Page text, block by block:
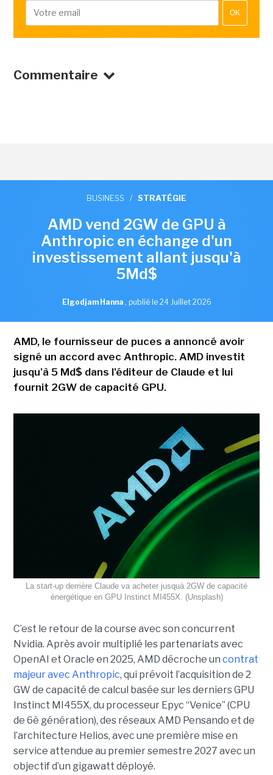
OK
Commentaire
BUSINESS / STRATÉGIE
AMD vend 2GW de GPU à
Anthropic en échange d'un
investissement allant jusqu'à
5Md$
Elgodjam Hanna , publié le 24 Juillet 2026
AMD, le fournisseur de puces a annoncé avoir
signé un accord avec Anthropic. AMD investit
jusqu'à 5 Md$ dans l'éditeur de Claude et lui
fournit 2GW de capacité GPU.
La start-up derrière Claude va acheter jusquà 2GW de capacité
énergétique en GPU Instinct MI455X. (Unsplash)
C’est le retour de la course avec son concurrent
Nvidia. Après avoir multiplié les partenariats avec
OpenAI et Oracle en 2025, AMD décroche un contrat
majeur avec Anthropic, qui prévoit l’acquisition de 2
GW de capacité de calcul basée sur les derniers GPU
Instinct MI455X, du processeur Epyc “Venice” (CPU
de 6è génération), des réseaux AMD Pensando et de
l’architecture Helios, avec une première mise en
service attendue au premier semestre 2027 avec un
objectif d’un gigawatt déployé.